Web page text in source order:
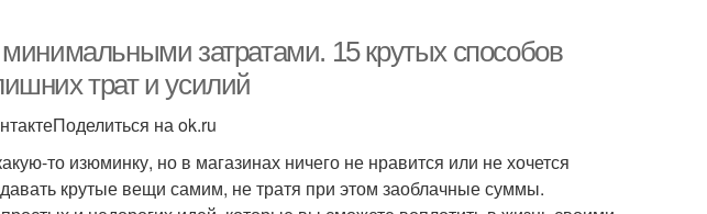
минимальными затратами. 15 крутых способов
трат и усилий
на ok.ru
то изюминку, но в магазинах ничего не нравится или не хочется
крутые вещи самим, не тратя при этом заоблачные суммы.